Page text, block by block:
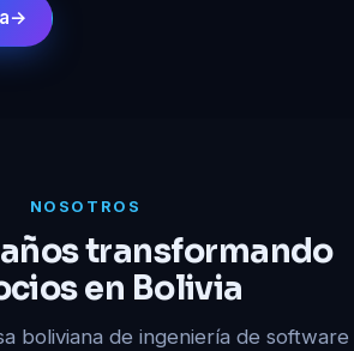
→
NOSOTROS
años transformando
en Bolivia
boliviana de ingeniería de software